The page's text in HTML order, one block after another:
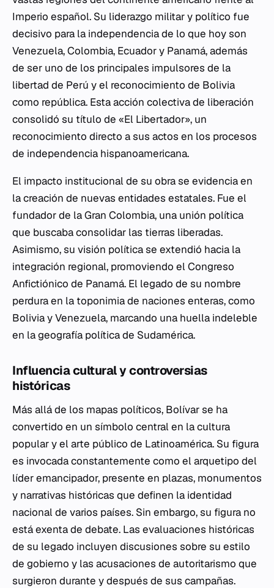
Imperio español. Su liderazgo militar y político fue
decisivo para la independencia de lo que hoy son
Venezuela, Colombia, Ecuador y Panamá, además
de ser uno de los principales impulsores de la
libertad de Perú y el reconocimiento de Bolivia
como república. Esta acción colectiva de liberación
consolidó su título de «El Libertador», un
reconocimiento directo a sus actos en los procesos
de independencia hispanoamericana.
El impacto institucional de su obra se evidencia en
la creación de nuevas entidades estatales. Fue el
fundador de la Gran Colombia, una unión política
que buscaba consolidar las tierras liberadas.
Asimismo, su visión política se extendió hacia la
integración regional, promoviendo el Congreso
Anfictiónico de Panamá. El legado de su nombre
perdura en la toponimia de naciones enteras, como
Bolivia y Venezuela, marcando una huella indeleble
en la geografía política de Sudamérica.
Influencia cultural y controversias
históricas
Más allá de los mapas políticos, Bolívar se ha
convertido en un símbolo central en la cultura
popular y el arte público de Latinoamérica. Su figura
es invocada constantemente como el arquetipo del
líder emancipador, presente en plazas, monumentos
y narrativas históricas que definen la identidad
nacional de varios países. Sin embargo, su figura no
está exenta de debate. Las evaluaciones históricas
de su legado incluyen discusiones sobre su estilo
de gobierno y las acusaciones de autoritarismo que
surgieron durante y después de sus campañas.